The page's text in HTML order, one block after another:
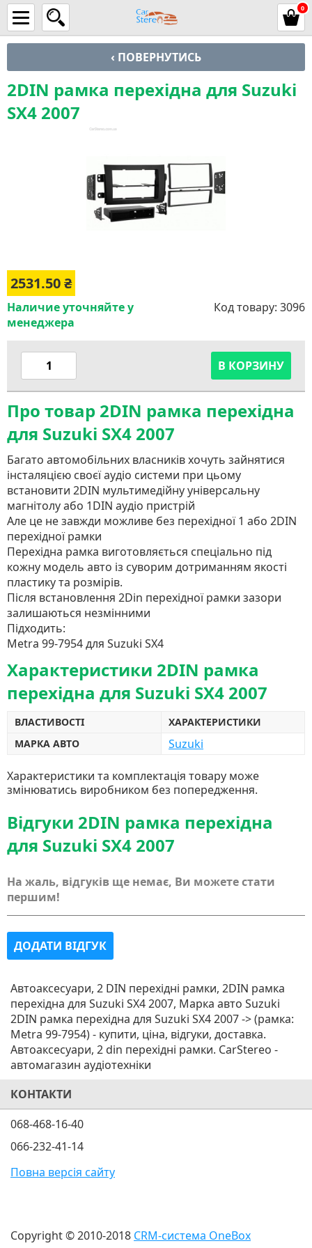
0
‹ ПОВЕРНУТИСЬ
2DIN рамка перехідна для Suzuki
SX4 2007
2531.50₴
Наличие уточняйте у
менеджера
Код товару: 3096
В КОРЗИНУ
Про товар 2DIN рамка перехідна
для Suzuki SX4 2007
Багато автомобільних власників хочуть зайнятися
інсталяцією своєї аудіо системи при цьому
встановити 2DIN мультимедійну універсальну
магнітолу або 1DIN аудіо пристрій
Але це не завжди можливе без перехідної 1 або 2DIN
перехідної рамки
Перехідна рамка виготовляється спеціально під
кожну модель авто із суворим дотриманням якості
пластику та розмірів.
Після встановлення 2Din перехідної рамки зазори
залишаються незмінними
Підходить:
Metra 99-7954 для Suzuki SX4
Характеристики 2DIN рамка
перехідна для Suzuki SX4 2007
ВЛАСТИВОСТІ
ХАРАКТЕРИСТИКИ
МАРКА АВТО
Suzuki
Характеристики та комплектація товару може
змінюватись виробником без попередження.
Відгуки 2DIN рамка перехідна
для Suzuki SX4 2007
На жаль, відгуків ще немає, Ви можете стати
першим!
ДОДАТИ ВІДГУК
Автоаксесуари, 2 DIN перехідні рамки, 2DIN рамка
перехідна для Suzuki SX4 2007, Марка авто Suzuki
2DIN рамка перехідна для Suzuki SX4 2007 -> (рамка:
Metra 99-7954) - купити, ціна, відгуки, доставка.
Автоаксесуари, 2 din перехідні рамки. CarStereo -
автомагазин аудіотехніки
КОНТАКТИ
068-468-16-40
066-232-41-14
Повна версія сайту
Copyright © 2010-2018 CRM-система OneBox